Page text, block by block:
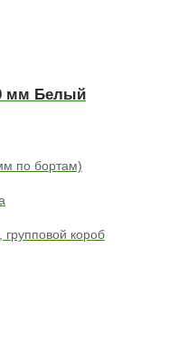
мм Белый
по бортам)
групповой короб